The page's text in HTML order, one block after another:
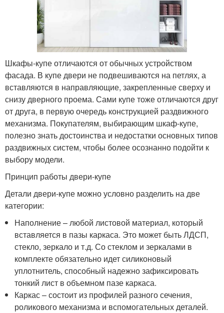
Шкафы-купе отличаются от обычных устройством
фасада. В купе двери не подвешиваются на петлях, а
вставляются в направляющие, закрепленные сверху и
снизу дверного проема. Сами купе тоже отличаются друг
от друга, в первую очередь конструкцией раздвижного
механизма. Покупателям, выбирающим шкаф-купе,
полезно знать достоинства и недостатки основных типов
раздвижных систем, чтобы более осознанно подойти к
выбору модели.
Принцип работы двери-купе
Детали двери-купе можно условно разделить на две
категории:
Наполнение – любой листовой материал, который
вставляется в пазы каркаса. Это может быть ЛДСП,
стекло, зеркало и т.д. Со стеклом и зеркалами в
комплекте обязательно идет силиконовый
уплотнитель, способный надежно зафиксировать
тонкий лист в объемном пазе каркаса.
Каркас – состоит из профилей разного сечения,
роликового механизма и вспомогательных деталей.